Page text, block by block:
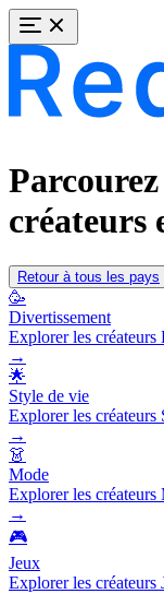
créateurs
Retour à tous les pays
🥳
Divertissement
Explorer les créateurs
→
🌟
Style de vie
Explorer les créateurs
→
👗
Mode
Explorer les créateurs
→
🎮
Jeux
Explorer les créateurs